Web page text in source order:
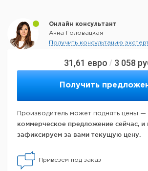
31,61 евро / 3 058
Получить
Производитель может поднять цены —
коммерческое предложение сейчас, и
зафиксируем за вами текущую цену.
Привезем под заказ
Онлайн консультант
Анна Головацкая
Получить консультацию